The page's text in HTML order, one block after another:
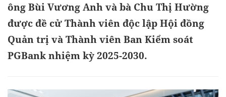
ông Bùi Vương Anh và bà Chu Thị Hường
được đề cử Thành viên độc lập Hội đồng
Quản trị và Thành viên Ban Kiểm soát
PGBank nhiệm kỳ 2025-2030.